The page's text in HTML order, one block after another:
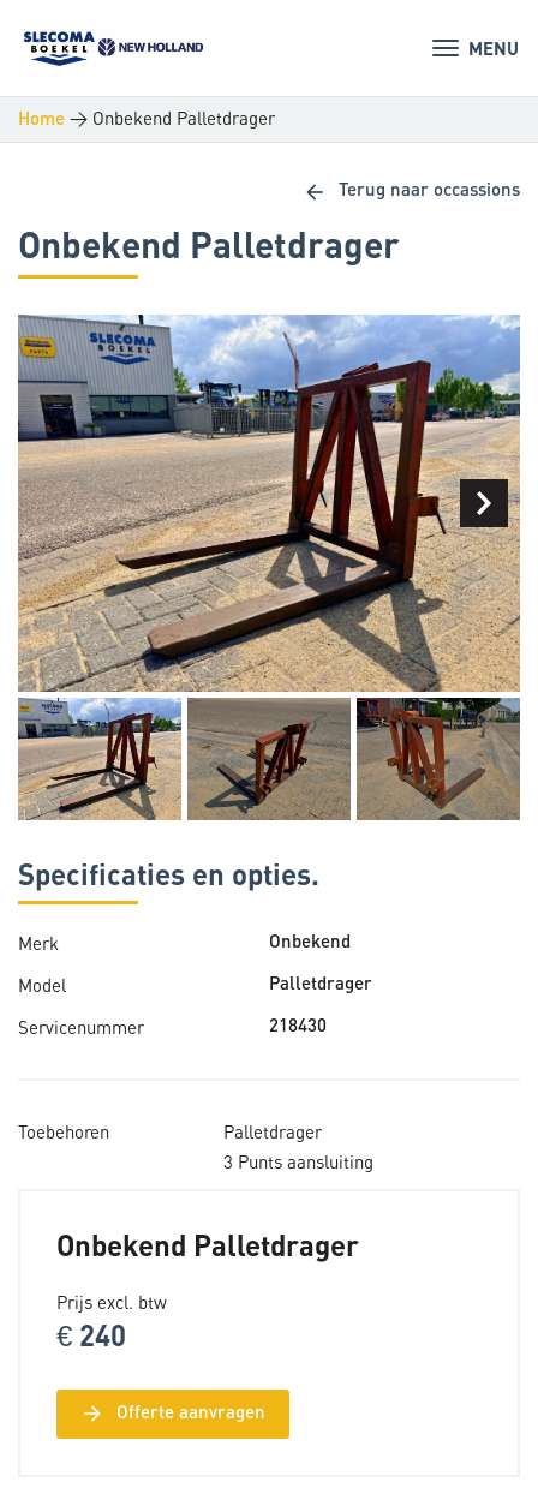
MENU
Home > Onbekend Palletdrager
Onbekend Palletdrager
arrow_back Terug naar occassions
Specificaties en opties.
Merk Onbekend
Model Palletdrager
Servicenummer 218430
Toebehoren
Palletdrager
3 Punts aansluiting
Onbekend Palletdrager
Prijs excl. btw
€ 240
arrow_forward Offerte aanvragen